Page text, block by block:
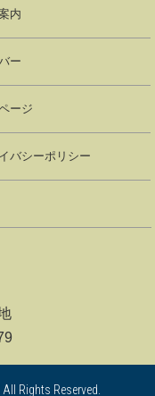
内
ー
ージ
バシーポリシー
Rights Reserved.